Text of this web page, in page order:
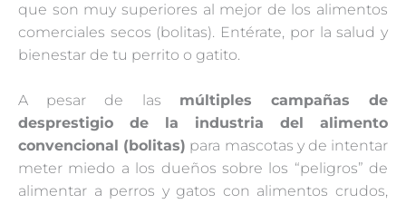
que son muy superiores al mejor de los alimentos
comerciales secos (bolitas). Entérate, por la salud y
bienestar de tu perrito o gatito.
A pesar de las múltiples campañas de
desprestigio de la industria del alimento
convencional (bolitas) para mascotas y de intentar
meter miedo a los dueños sobre los “peligros” de
alimentar a perros y gatos con alimentos crudos,